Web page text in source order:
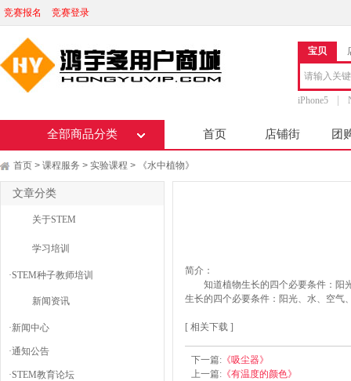
竞赛报名 竞赛登录
宝贝
iPhone5
全部商品分类 首页 店铺街 团
首页 > 课程服务 > 实验课程 > 《水中植物》
简介：
知道植物生长的四个必要条件：阳
生长的四个必要条件：阳光、水、空气
[ 相关下载 ]
下一篇: 《吸尘器》
上一篇: 《有温度的颜色》
文章分类
关于STEM
学习培训
·STEM种子教师培训
新闻资讯
·新闻中心
·通知公告
·STEM教育论坛